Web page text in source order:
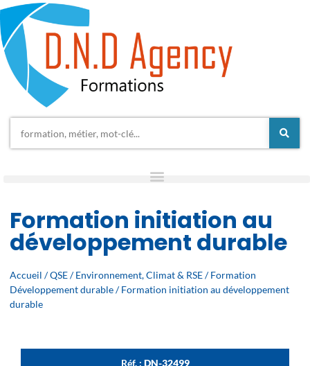
Formation initiation au
développement durable
Accueil /QSE/Environnement, Climat & RSE/Formation
Développement durable/ Formation initiation au développement
durable
Réf. : DN-32499